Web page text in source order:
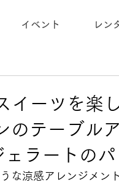
イベント レン
ーツを楽
テーブル
ラートのパ
な涼感アレンジメン